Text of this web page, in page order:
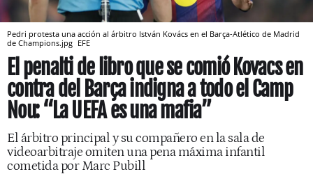
Pedri protesta una acción al árbitro István Kovács en el Barça-Atlético de Madrid
de Champions.jpg EFE
El penalti de libro que se comió Kovacs en
contra del Barça indigna a todo el Camp
Nou: “La UEFA es una mafia”
El árbitro principal y su compañero en la sala de
videoarbitraje omiten una pena máxima infantil
cometida por Marc Pubill